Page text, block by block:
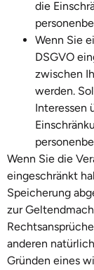
die
Wenn Sie
DSGVO
zwischen
werden.
Interessen
Wenn Sie die
eingeschränkt
Speicherung
zur
anderen
Gründen eines